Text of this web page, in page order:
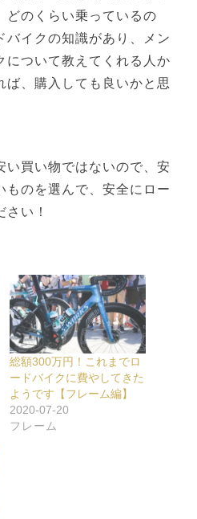
どのくらい乗っているの
バイクの知識があり、メン
について教えてくれる人か
ば、購入しても良いかと思
い買い物ではないので、安
ものを選んで、安全にロー
さい！
総額300万円！これまでロ
ードバイクに費やしてきた
ようです【フレーム編】
2020-07-20
フレーム